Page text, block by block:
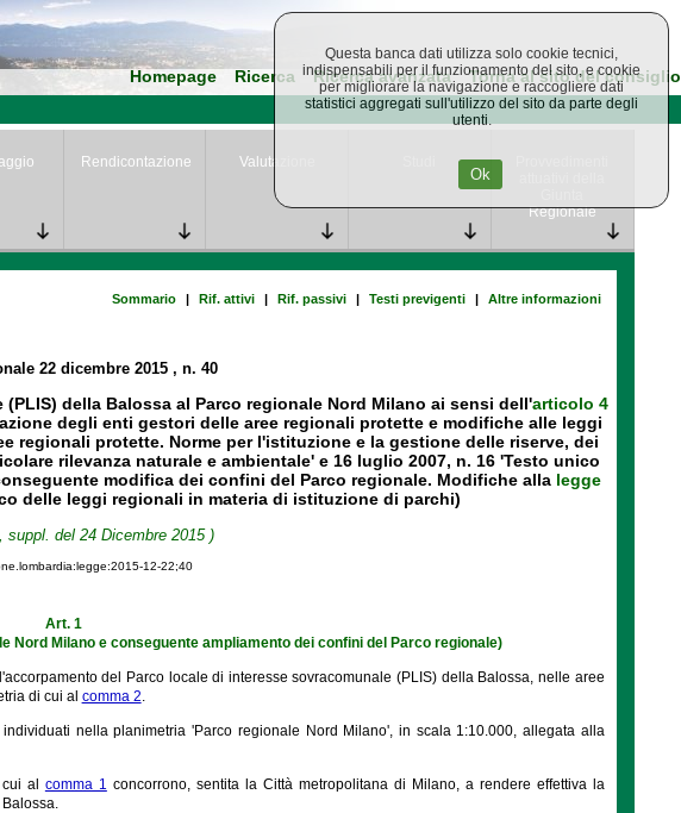
Homepage Ricerca Ricerca avanzata Torna al sito del consiglio
Rendicontazione Valutazione
Regionale
Sommario | Rif. attivi | Rif. passivi | Testi previgenti | Altre informazioni
22 dicembre 2015 , n. 40
della Balossa al Parco regionale Nord Milano ai sensi dell'articolo 4
degli enti gestori delle aree regionali protette e modifiche alle leggi
regionali protette. Norme per l'istituzione e la gestione delle riserve, dei
rilevanza naturale e ambientale' e 16 luglio 2007, n. 16 'Testo unico
modifica dei confini del Parco regionale. Modifiche alla legge
delle leggi regionali in materia di istituzione di parchi)
suppl. del 24 Dicembre 2015 )
12-22;40
Art. 1
Nord Milano e conseguente ampliamento dei confini del Parco regionale)
del Parco locale di interesse sovracomunale (PLIS) della Balossa, nelle aree
di cui al comma 2.
nella planimetria 'Parco regionale Nord Milano', in scala 1:10.000, allegata alla
al comma 1 concorrono, sentita la Città metropolitana di Milano, a rendere effettiva la
Questa banca dati utilizza solo cookie tecnici,
indispensabili per il funzionamento del sito, e cookie
per migliorare la navigazione e raccogliere dati
statistici aggregati sull'utilizzo del sito da parte degli
utenti.
Ok